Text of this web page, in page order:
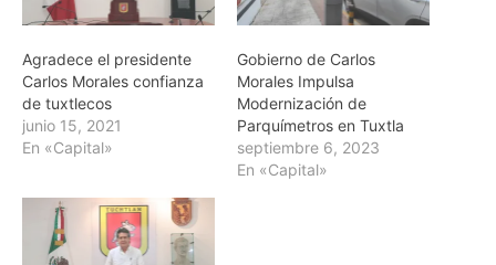
Agradece el presidente
Carlos Morales confianza
de tuxtlecos
junio 15, 2021
En «Capital»
Gobierno de Carlos
Morales Impulsa
Modernización de
Parquímetros en Tuxtla
septiembre 6, 2023
En «Capital»